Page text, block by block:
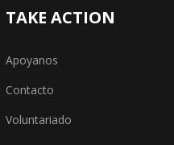
TAKE ACTION
Apoyanos
Contacto
Voluntariado